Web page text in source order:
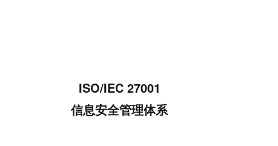
ISO/IEC 27001
信息安全管理体系